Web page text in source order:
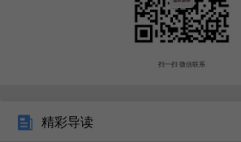
PPS（聚苯硫醚）特性：耐高温（长
扫一扫 微信联系
精彩导读